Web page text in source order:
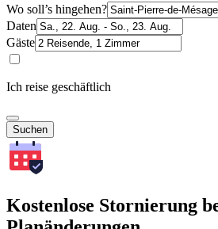
Wo soll’s hingehen?
Daten
Gäste
Ich reise geschäftlich
Suchen
Kostenlose Stornierung